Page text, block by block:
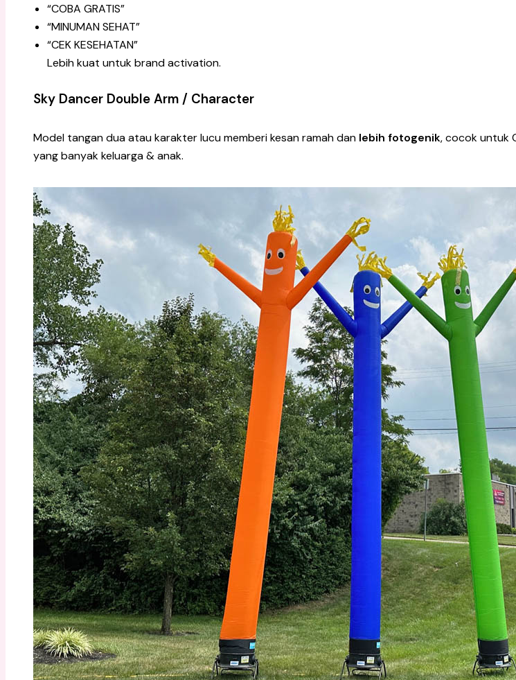
“COBA GRATIS”
“MINUMAN SEHAT”
“CEK KESEHATAN”
Lebih kuat untuk brand activation.
Sky Dancer Double Arm / Character
Model tangan dua atau karakter lucu memberi kesan ramah dan lebih fotogenik, cocok untuk
yang banyak keluarga & anak.